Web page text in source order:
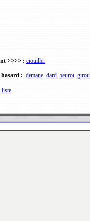
>>>> : crouiller
hasard : demane dard peurot
liste